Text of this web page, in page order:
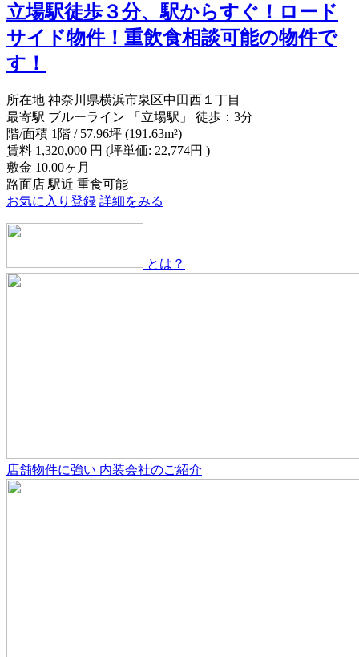
立場駅徒歩３分、駅からすぐ！ロード
サイド物件！重飲食相談可能の物件で
す！
所在地 神奈川県横浜市泉区中田西１丁目
最寄駅 ブルーライン 「立場駅」 徒歩：3分
階/面積 1階 / 57.96坪 (191.63m²)
賃料 1,320,000 円 (坪単価: 22,774円 )
敷金 10.00ヶ月
路面店 駅近 重食可能
お気に入り登録 詳細をみる
とは？
店舗物件に強い 内装会社のご紹介